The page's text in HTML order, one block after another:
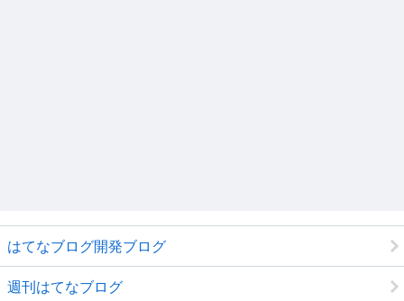
はてなブログ開発ブログ
週刊はてなブログ